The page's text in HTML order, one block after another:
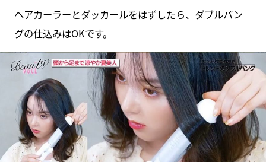
ヘアカーラーとダッカールをはずしたら、ダブルバン
グの仕込みはOKです。